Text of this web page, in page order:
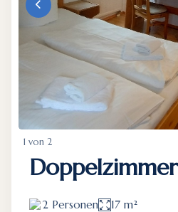
1 von 2
2 Personen 17 m²